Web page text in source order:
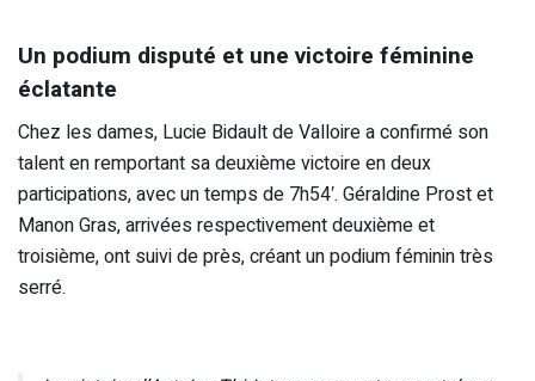
Un podium disputé et une victoire féminine
éclatante
Chez les dames, Lucie Bidault de Valloire a confirmé son
talent en remportant sa deuxième victoire en deux
participations, avec un temps de 7h54′. Géraldine Prost et
Manon Gras, arrivées respectivement deuxième et
troisième, ont suivi de près, créant un podium féminin très
serré.